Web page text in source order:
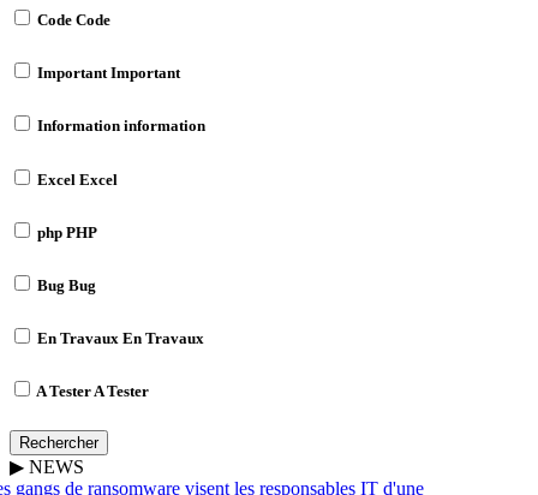
Code Code
ImportantImportant
Information information
Excel Excel
php PHP
Bug Bug
En Travaux En Travaux
A TesterA Tester
Rechercher
▶ NEWS
gangs de ransomware visent les responsables IT d'une